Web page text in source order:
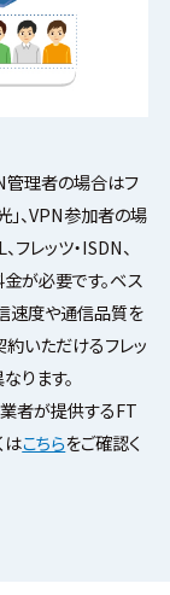
管理者の場合はフ
」、VPN参加者の場
フレッツ・ISDN、
が必要です。ベス
速度や通信品質を
約いただけるフレッ
ります。
業者が提供するFT
はこちらをご確認く